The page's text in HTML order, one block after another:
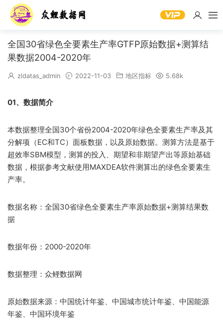
全国30省绿色全要素生产率GTFP原始数据+测算结
果数据2004-2020年
zldatas_admin 2022-11-03 地区指标 5.68k
01、数据简介
本数据整理全国30个省份2004-2020年绿色全要素生产率及其
分解项（EC和TC）面板数据，以及原始数据。测算方法是基于
超效率SBM模型，测算的投入、期望和非期望产出等原始基础
数据，根据参考文献使用MAXDEA软件测算出的绿色全要素生
产率。
数据名称：全国30省绿色全要素生产率原始数据+测算结果数
据
数据年份：2000-2020年
数据整理：众鲤数据网
原始数据来源：中国统计年鉴、中国城市统计年鉴、中国能源
年鉴、中国环境年鉴